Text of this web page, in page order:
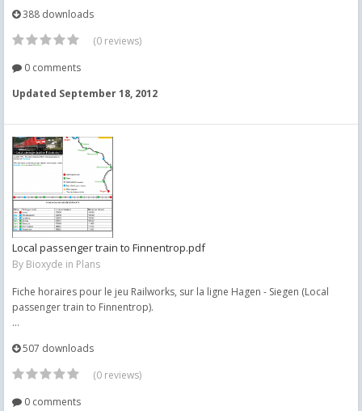
388 downloads
(0 reviews)
0 comments
Updated September 18, 2012
Local passenger train to Finnentrop.pdf
By Bioxyde in Plans
Fiche horaires pour le jeu Railworks, sur la ligne Hagen - Siegen (Local
passenger train to Finnentrop).
...
507 downloads
(0 reviews)
0 comments